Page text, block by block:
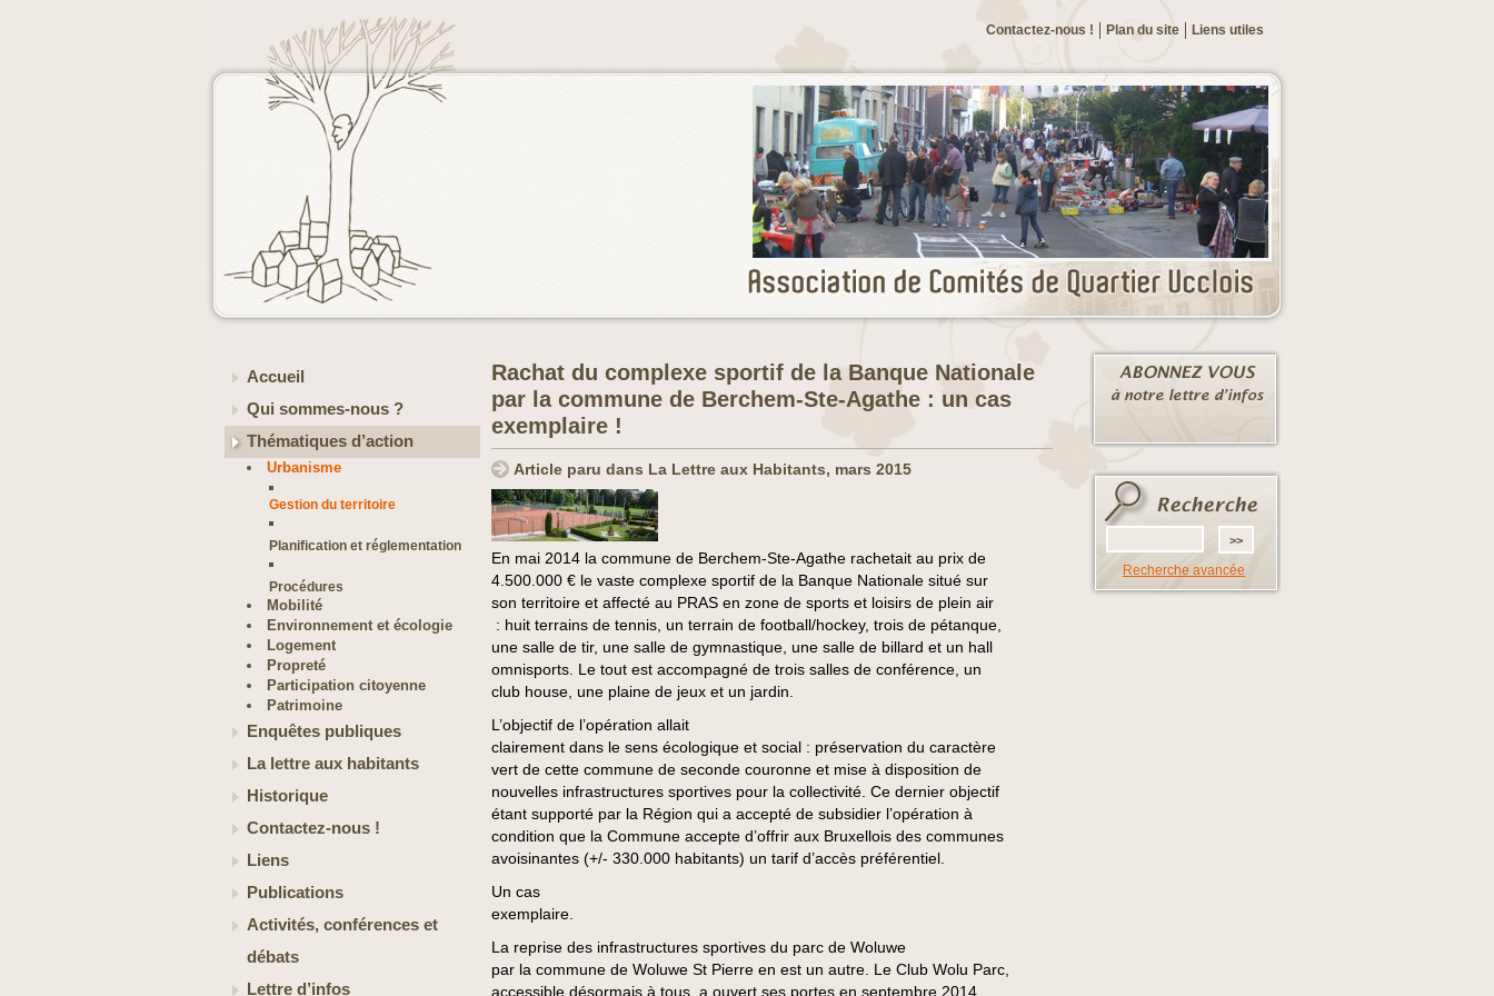
Liens utiles
Plan du site
Contactez-nous !
Accueil
Qui sommes-nous ?
Thématiques d’action
Urbanisme
Gestion du territoire
Planification et réglementation
Procédures
Mobilité
Environnement et écologie
Logement
Propreté
Participation citoyenne
Patrimoine
Enquêtes publiques
La lettre aux habitants
Historique
Contactez-nous !
Liens
Publications
Activités, conférences et
débats
Lettre d’infos
Rachat du complexe sportif de la Banque Nationale
par la commune de Berchem-Ste-Agathe : un cas
exemplaire !
Article paru dans La Lettre aux Habitants, mars 2015
En mai 2014 la commune de Berchem-Ste-Agathe rachetait au prix de
4.500.000 € le vaste complexe sportif de la Banque Nationale situé sur
son territoire et affecté au PRAS en zone de sports et loisirs de plein air
: huit terrains de tennis, un terrain de football/hockey, trois de pétanque,
une salle de tir, une salle de gymnastique, une salle de billard et un hall
omnisports. Le tout est accompagné de trois salles de conférence, un
club house, une plaine de jeux et un jardin.
L’objectif de l’opération allait
clairement dans le sens écologique et social : préservation du caractère
vert de cette commune de seconde couronne et mise à disposition de
nouvelles infrastructures sportives pour la collectivité. Ce dernier objectif
étant supporté par la Région qui a accepté de subsidier l’opération à
condition que la Commune accepte d’offrir aux Bruxellois des communes
avoisinantes (+/- 330.000 habitants) un tarif d’accès préférentiel.
Un cas
exemplaire.
La reprise des infrastructures sportives du parc de Woluwe
par la commune de Woluwe St Pierre en est un autre. Le Club Wolu Parc,
accessible désormais à tous, a ouvert ses portes en septembre 2014.
Recherche avancée